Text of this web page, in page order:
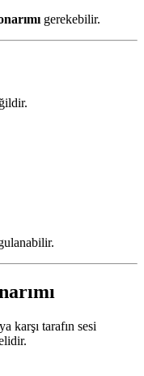
gerekebilir.
karşı tarafın sesi